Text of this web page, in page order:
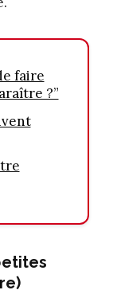
faire
?”